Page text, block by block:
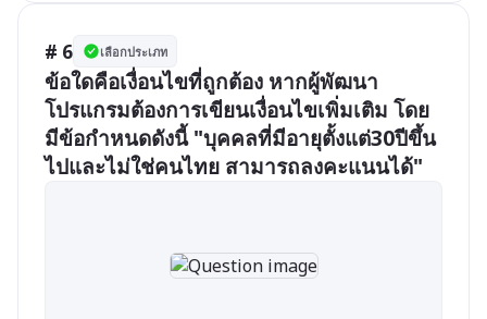
# 6 เลือกประเภท
ข้อใดคือเงื่อนไขที่ถูกต้อง หากผู้พัฒนา
โปรแกรมต้องการเขียนเงื่อนไขเพิ่มเติม โดย
มีข้อกำหนดดังนี้ "บุคคลที่มีอายุตั้งแต่30ปีขึ้น